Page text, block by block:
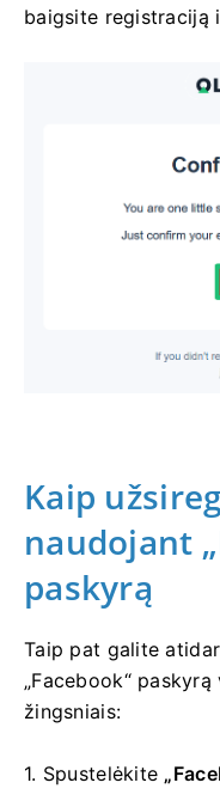
baigsite registraciją
Kaip
naudojant
paskyrą
Taip pat galite
„Facebook“
žingsniais:
1. Spustelėkite